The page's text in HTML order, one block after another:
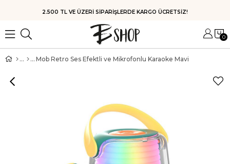
HIZLI KARGO
0
Mob Retro Ses Efektli ve Mikrofonlu Karaoke Mavi